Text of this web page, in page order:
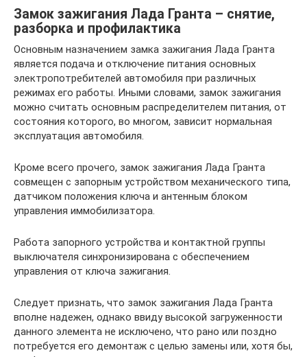
Замок зажигания Лада Гранта – снятие,
разборка и профилактика
Основным назначением замка зажигания Лада Гранта
является подача и отключение питания основных
электропотребителей автомобиля при различных
режимах его работы. Иными словами, замок зажигания
можно считать основным распределителем питания, от
состояния которого, во многом, зависит нормальная
эксплуатация автомобиля.
Кроме всего прочего, замок зажигания Лада Гранта
совмещен с запорным устройством механического типа,
датчиком положения ключа и антенным блоком
управления иммобилизатора.
Работа запорного устройства и контактной группы
выключателя синхронизирована с обеспечением
управления от ключа зажигания.
Следует признать, что замок зажигания Лада Гранта
вполне надежен, однако ввиду высокой загруженности
данного элемента не исключено, что рано или поздно
потребуется его демонтаж с целью замены или, хотя бы,